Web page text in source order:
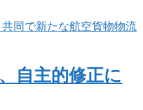
同で新たな航空貨物物流
自主的修正に